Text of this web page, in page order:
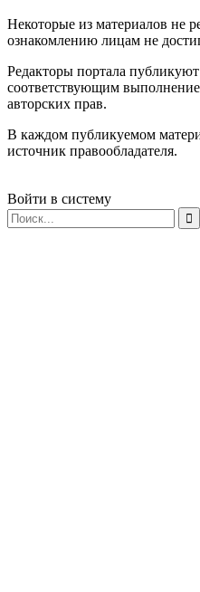
Некоторые из материалов не
ознакомлению лицам не
Редакторы портала
соответствующим
авторских прав.
В каждом публикуемом
источник правообладателя.
Войти в систему